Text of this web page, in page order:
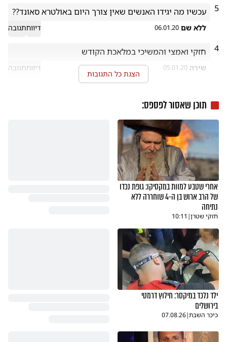
5 עכשיו מה יגידו האנשים שאין צורך היום באולטרא סאונד??
ללא שם 06.01.20 דיווחתגובה
4 חזקי ואמצי והמשיכי במלאכת הקודש
שירה 05.01.20 דיווחתגובה
הצגת כל התגובות
תוכן שאסור לפספס:
אחרי שטבע למוות במקסיקו: גופת נכדו
של הרב ארוש בן ה-4 שוחררה ללא
נתיחה
חזקי שטרן|
10:11
ילד נלכד במיקסר: חילוץ דרמטי
בירושלים
כיכר השבת|
07.08.26